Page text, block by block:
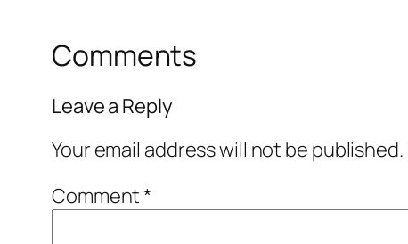
Comments
Leave a Reply
Your email address will not be published.
Comment*